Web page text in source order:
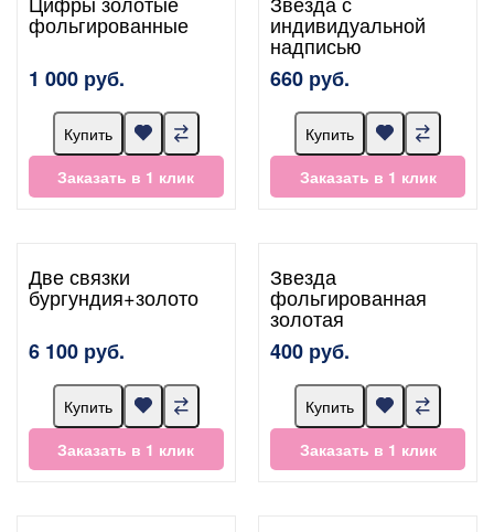
фольгированные
1 000 руб.
Купить
Заказать в 1 клик
индивидуальной
надписью
660 руб.
Купить
Заказать в 1 клик
Две связки
бургундия+золото
6 100 руб.
Купить
Заказать в 1 клик
Звезда
фольгированная
золотая
400 руб.
Купить
Заказать в 1 клик